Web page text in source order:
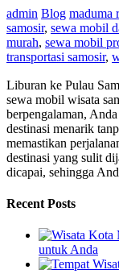
admin Blog maduma
samosir, sewa mobil
murah, sewa mobil
transportasi samosir,
Liburan ke Pulau
sewa mobil wisata
berpengalaman,
destinasi menarik
memastikan
destinasi yang sulit
dicapai, sehingga
Recent Posts
untuk Anda